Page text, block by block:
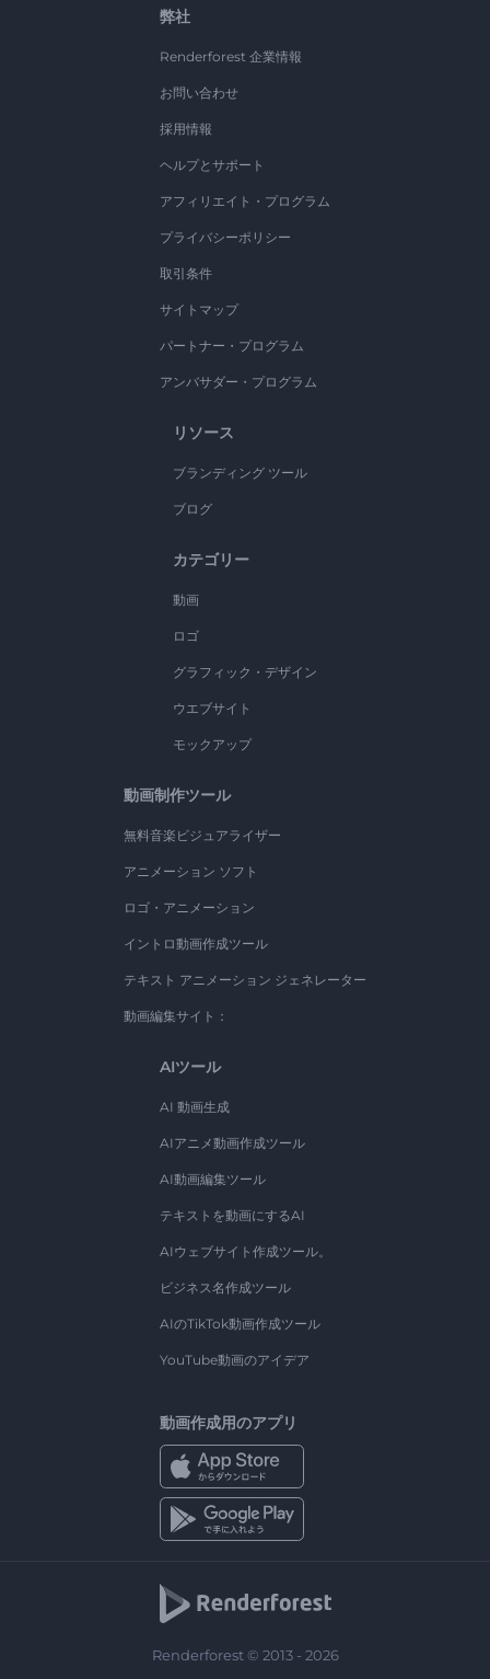
弊社
Renderforest 企業情報
お問い合わせ
採用情報
ヘルプとサポート
アフィリエイト・プログラム
プライバシーポリシー
取引条件
サイトマップ
パートナー・プログラム
アンバサダー・プログラム
リソース
ブランディング ツール
ブログ
カテゴリー
動画
ロゴ
グラフィック・デザイン
ウエブサイト
モックアップ
動画制作ツール
無料音楽ビジュアライザー
アニメーション ソフト
ロゴ・アニメーション
イントロ動画作成ツール
テキスト アニメーション ジェネレーター
動画編集サイト：
AIツール
AI 動画生成
AIアニメ動画作成ツール
AI動画編集ツール
テキストを動画にするAI
AIウェブサイト作成ツール。
ビジネス名作成ツール
AIのTikTok動画作成ツール
YouTube動画のアイデア
動画作成用のアプリ
Renderforest © 2013 - 2026